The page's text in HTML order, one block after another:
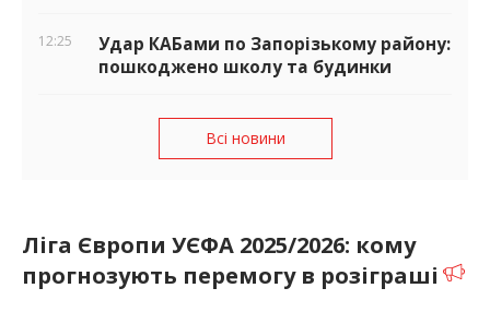
12:25
Удар КАБами по Запорізькому району:
пошкоджено школу та будинки
Всі новини
Ліга Європи УЄФА 2025/2026: кому
прогнозують перемогу в розіграші